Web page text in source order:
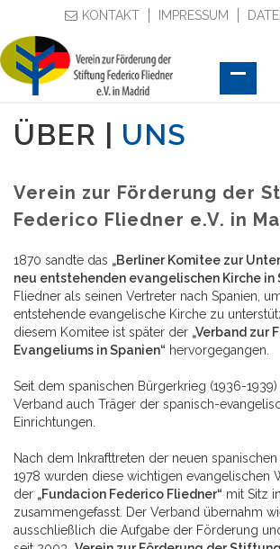
KONTAKT IMPRESSUM
ÜBER | UNS
Verein zur Förderung der
Federico Fliedner e.V. in
1870 sandte das „Berliner Komitee zur
neu entstehenden evangelischen Kirche in
Fliedner als seinen Vertreter nach Spanien,
entstehende evangelische Kirche zu
diesem Komitee ist später der „Verband zur
Evangeliums in Spanien“ hervorgegangen.
Seit dem spanischen Bürgerkrieg (1936-
Verband auch Träger der spanisch-
Einrichtungen.
Nach dem Inkrafttreten der neuen spanischen
1978 wurden diese wichtigen evangelischen
der „Fundacion Federico Fliedner“ mit Sitz
zusammengefasst. Der Verband übernahm
ausschließlich die Aufgabe der Förderung